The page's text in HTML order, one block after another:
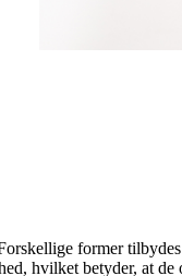
former
hvilket betyder, at